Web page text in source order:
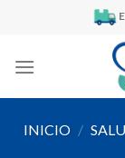
INICIO /